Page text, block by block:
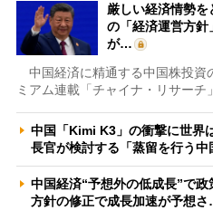
厳しい経済情勢
の「経済運営方
が…
中国経済に精通する中国株投資
ミアム連載「チャイナ・リサーチ
中国「Kimi K3」の衝撃に世
長官が検討する「蒸留を行う
中国経済“予想外の低成長”で
方針の修正で成長加速が予想